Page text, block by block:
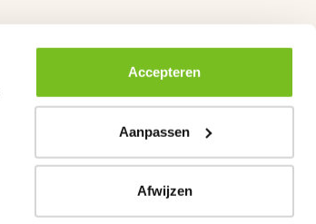
Accepteren
Aanpassen
Afwijzen